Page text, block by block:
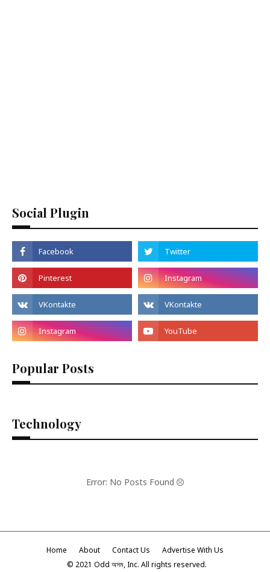
Social Plugin
Popular Posts
Technology
Error: No Posts Found
Home About Contact Us
Advertise With Us
© 2021 Odd অসম, Inc. All rights reserved.